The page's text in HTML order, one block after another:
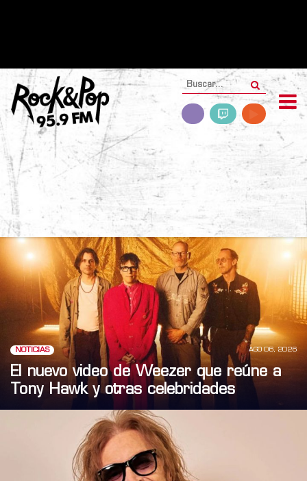
NOTICIAS AGO 06, 2026
El nuevo video de Weezer que reúne a
Tony Hawk y otras celebridades